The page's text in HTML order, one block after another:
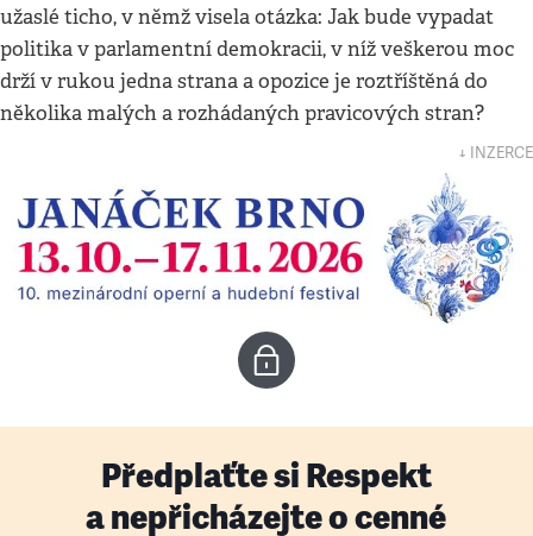
užaslé ticho, v němž visela otázka: Jak bude vypadat
politika v parlamentní demokracii, v níž veškerou moc
drží v rukou jedna strana a opozice je roztříštěná do
několika malých a rozhádaných pravicových stran?
↓ INZERCE
Předplaťte si Respekt
a nepřicházejte o cenné